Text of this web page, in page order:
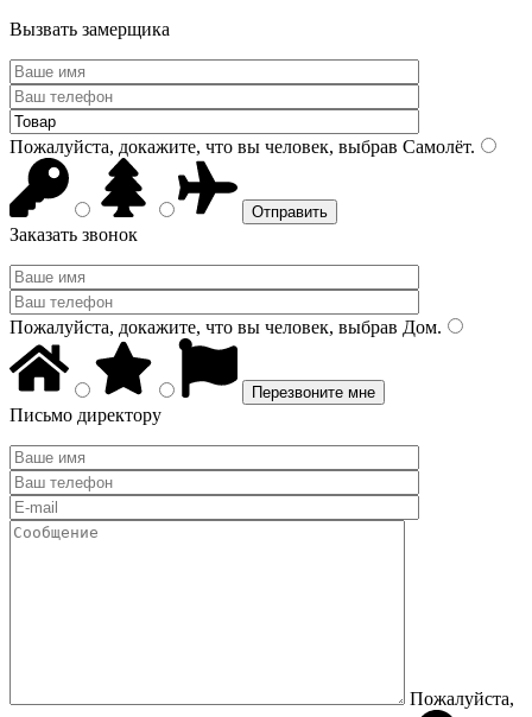
Вызвать замерщика
Пожалуйста, докажите, что вы человек, выбрав Самолёт.
Заказать звонок
Пожалуйста, докажите, что вы человек, выбрав Дом.
Письмо директору
Пожалуйста,